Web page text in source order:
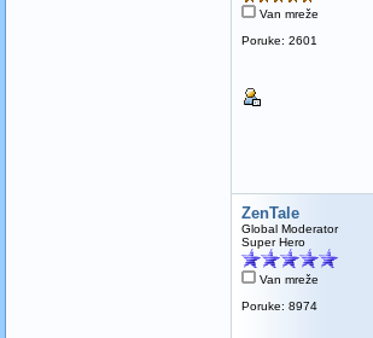
Van mreže
Poruke: 2601
ZenTale
Global Moderator
Super Hero
Van mreže
Poruke: 8974